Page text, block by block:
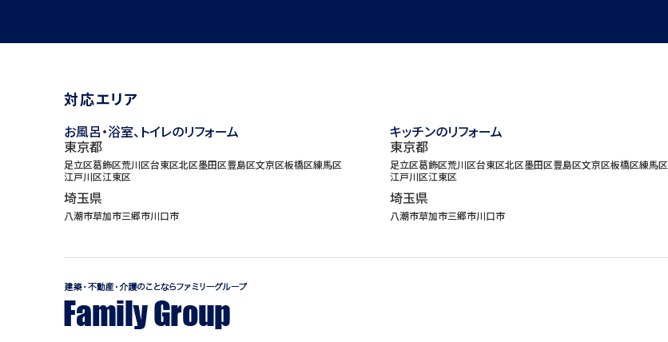
対応エリア
お風呂・浴室、トイレのリフォーム
東京都
足立区葛飾区荒川区台東区北区墨田区豊島区文京区板橋区練馬区
江戸川区江東区
埼玉県
八潮市草加市三郷市川口市
キッチンのリフォーム
東京都
足立区葛飾区荒川区台東区北区墨田区豊島区文京区板橋区練馬区
江戸川区江東区
埼玉県
八潮市草加市三郷市川口市